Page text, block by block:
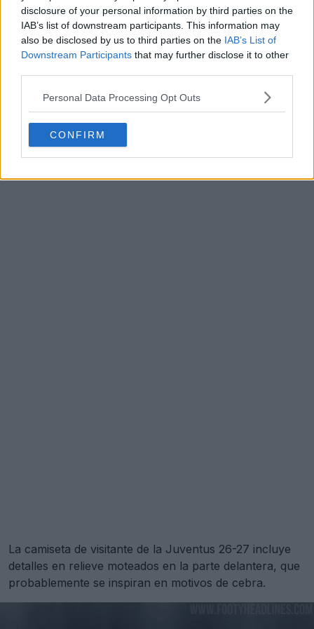
disclosure of your personal information by third parties on the
IAB’s list of downstream participants. This information may
also be disclosed by us to third parties on the IAB’s List of
Downstream Participants that may further disclose it to other
Personal Data Processing Opt Outs
CONFIRM
La camiseta de visitante de la Juventus 26-27 incluye
detalles en relieve moteados en la parte delantera, que
probablemente se inspiran en motivos de cebra.